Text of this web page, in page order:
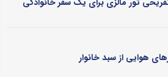
هوایی از سبد خانوار